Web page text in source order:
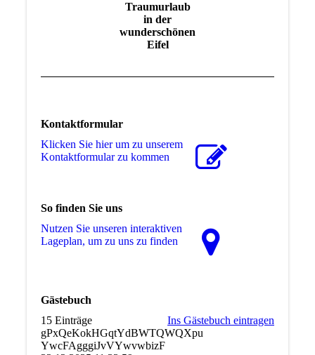
Traumurlaub
in der
wunderschönen
Eifel
Kontaktformular
Klicken Sie hier um zu unserem
Kon­takt­for­mu­lar zu kommen
So finden Sie uns
Nutzen Sie unseren interaktiven
La­ge­plan, um zu uns zu finden
Gästebuch
15 Einträge
Ins Gästebuch eintragen
gPxQeKokHGqtYdBWTQWQXpu
YwcFAgggiJvVYwvwbizF